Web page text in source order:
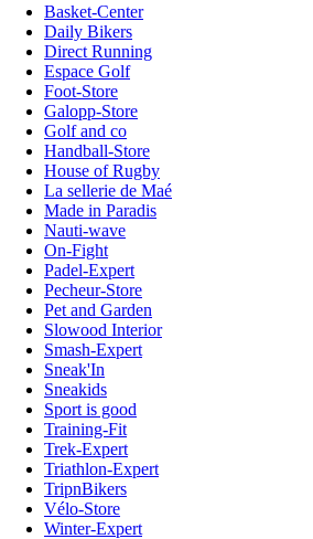
Basket-Center
Daily Bikers
Direct Running
Espace Golf
Foot-Store
Galopp-Store
Golf and co
Handball-Store
House of Rugby
La sellerie de Maé
Made in Paradis
Nauti-wave
On-Fight
Padel-Expert
Pecheur-Store
Pet and Garden
Slowood Interior
Smash-Expert
Sneak'In
Sneakids
Sport is good
Training-Fit
Trek-Expert
Triathlon-Expert
TripnBikers
Vélo-Store
Winter-Expert